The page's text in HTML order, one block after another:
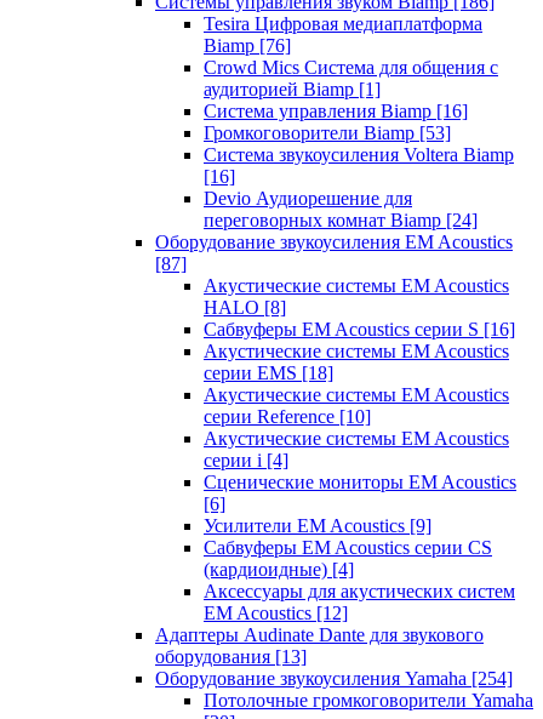
Tesira Цифровая медиаплатформа
Biamp [76]
Crowd Mics Система для общения с
аудиторией Biamp [1]
Система управления Biamp [16]
Громкоговорители Biamp [53]
Система звукоусиления Voltera Biamp
[16]
Devio Аудиорешение для
переговорных комнат Biamp [24]
Оборудование звукоусиления EM Acoustics
[87]
Акустические системы EM Acoustics
HALO [8]
Сабвуферы EM Acoustics серии S [16]
Акустические системы EM Acoustics
серии EMS [18]
Акустические системы EM Acoustics
серии Reference [10]
Акустические системы EM Acoustics
серии i [4]
Сценические мониторы EM Acoustics
[6]
Усилители EM Acoustics [9]
Сабвуферы EM Acoustics серии CS
(кардиоидные) [4]
Аксессуары для акустических систем
EM Acoustics [12]
Адаптеры Audinate Dante для звукового
оборудования [13]
Оборудование звукоусиления Yamaha [254]
Потолочные громкоговорители Yamaha